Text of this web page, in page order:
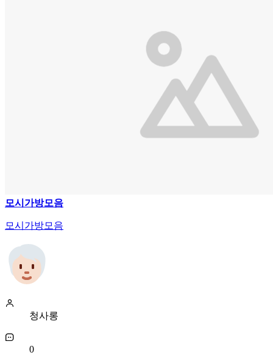
모시가방모음
모시가방모음
청사롱
0